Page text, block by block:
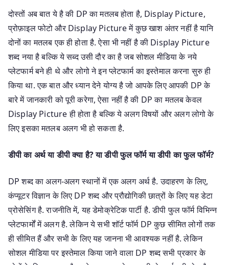
दोस्तों अब बात ये है की DP का मतलब होता है, Display Picture,
प्रोफ़ाइल फोटो और Display Picture में कुछ खाश अंतर नहीं है यानि
दोनों का मतलब एक ही होता है. ऐसा भी नहीं है की Display Picture
शब्द नया है बल्कि ये सब्द उसी दौर का है जब सोशल मीडिया के नये
प्लेटफार्म बने ही थे और लोगो ने इन प्लेटफार्म का इस्तेमाल करना सुरु ही
किया था. एक बात और ध्यान देने योग्य है जो आपके लिए आपकी DP के
बारे में जानकारी को पूरी करेगा, ऐसा नहीं है की DP का मतलब केवल
Display Picture ही होता है बल्कि ये अलग विषयों और अलग लोगो के
लिए इसका मतलब अलग भी हो सकता है.
डीपी का अर्थ या डीपी क्या है? या डीपी फुल फॉर्म या डीपी का फुल फॉर्म?
DP शब्द का अलग-अलग स्थानों में एक अलग अर्थ है. उदाहरण के लिए,
कंप्यूटर विज्ञान के लिए DP शब्द और प्रौद्योगिकी छात्रों के लिए यह डेटा
प्रोसेसिंग है. राजनीति में, यह डेमोक्रेटिक पार्टी है. डीपी फुल फॉर्म विभिन्न
प्लेटफार्मों में अलग है. लेकिन ये सभी शॉर्ट फॉर्म DP कुछ सीमित लोगों तक
ही सीमित हैं और सभी के लिए यह जानना भी आवश्यक नहीं है. लेकिन
सोशल मीडिया पर इस्तेमाल किया जाने वाला DP शब्द सभी प्रकार के